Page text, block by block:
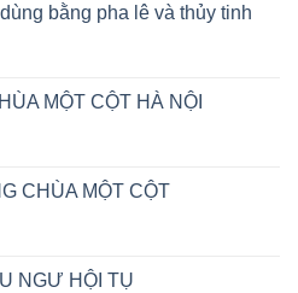
bằng pha lê và thủy tinh
MỘT CỘT HÀ NỘI
CHÙA MỘT CỘT
NGƯ HỘI TỤ